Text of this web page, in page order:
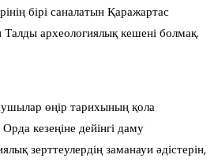
бірі саналатын Қаражартас
археологиялық кешені болмақ.
өңір тарихының қола
кезеңіне дейінгі даму
зерттеулердің заманауи әдістерін,